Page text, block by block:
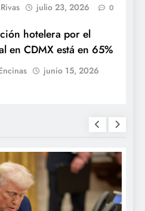
julio 23, 2026 0
hotelera por el
en CDMX está en 65%
junio 15, 2026